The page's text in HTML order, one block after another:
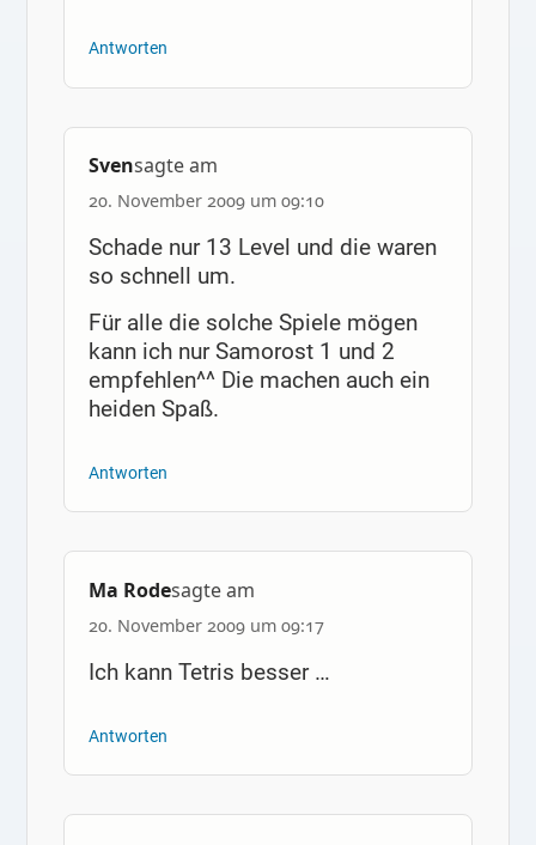
Antworten
Svensagte am
20. November 2009 um 09:10
Schade nur 13 Level und die waren
so schnell um.
Für alle die solche Spiele mögen
kann ich nur Samorost 1 und 2
empfehlen^^ Die machen auch ein
heiden Spaß.
Antworten
Ma Rodesagte am
20. November 2009 um 09:17
Ich kann Tetris besser …
Antworten